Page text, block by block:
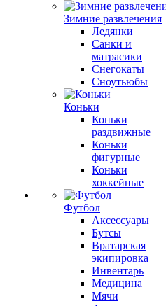
Зимние развлечения
Ледянки
Санки и
матрасики
Снегокаты
Сноутьюбы
Коньки
Коньки
раздвижные
Коньки
фигурные
Коньки
хоккейные
Футбол
Аксессуары
Бутсы
Вратарская
экипировка
Инвентарь
Медицина
Мячи